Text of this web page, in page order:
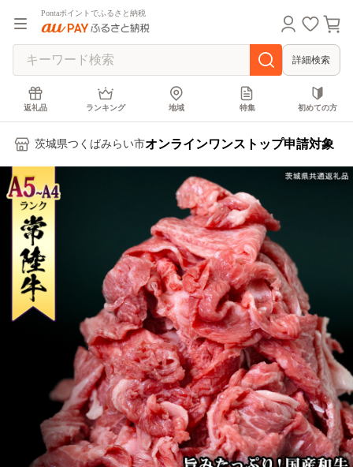
Pontaポイントでふるさと納税
詳細検索
返礼品 ランキング 地域 特集 初めての方
茨城県つくばみらい市オンラインワンストップ申請対象